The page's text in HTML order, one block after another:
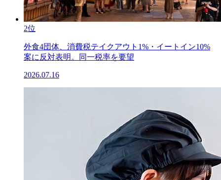
2位
外食4団体、消費税テイクアウト1%・イートイン10%
案に反対表明。同一税率を要望
2026.07.16